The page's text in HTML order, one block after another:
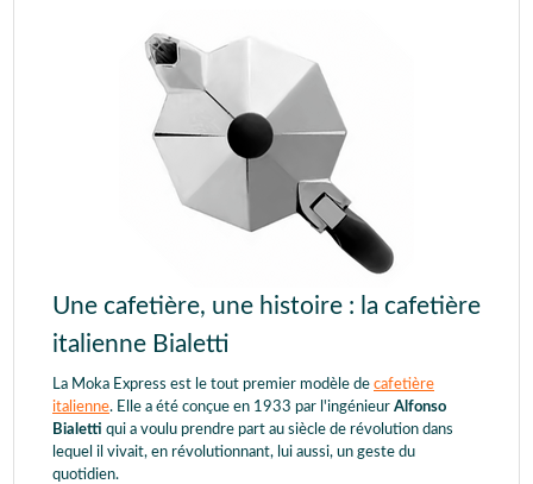
Une cafetière, une histoire : la cafetière
italienne Bialetti
La Moka Express est le tout premier modèle de cafetière
italienne. Elle a été conçue en 1933 par l'ingénieur Alfonso
Bialetti qui a voulu prendre part au siècle de révolution dans
lequel il vivait, en révolutionnant, lui aussi, un geste du
quotidien.